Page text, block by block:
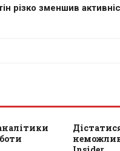
різко зменшив